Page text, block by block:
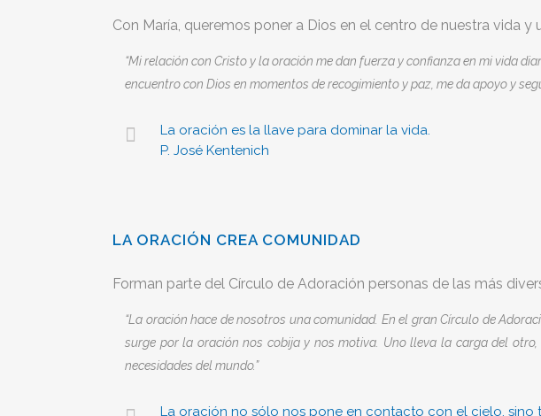
Con María, queremos poner a Dios en el centro de nuestra vida y
“Mi relación con Cristo y la oración me dan fuerza y confianza en mi vida
encuentro con Dios en momentos de recogimiento y paz, me da apoyo y
La oración es la llave para dominar la vida.
P. José Kentenich
LA ORACIÓN CREA COMUNIDAD
Forman parte del Círculo de Adoración personas de las más
“La oración hace de nosotros una comunidad. En el gran Círculo de
surge por la oración nos cobija y nos motiva. Uno lleva la carga del
necesidades del mundo.”
La oración no sólo nos pone en contacto con el cielo, sino